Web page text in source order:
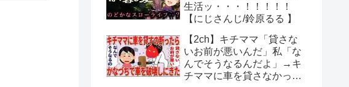
生活ッ・・・！！！！！
【にじさんじ/鈴原るる 】
【2ch】キチママ「貸さな
いお前が悪いんだ」私「な
んでそうなるんだよ」→キ
チママに車を貸さなかった